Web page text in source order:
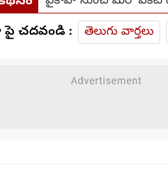
పై చదవండి : తెలుగు వార్తలు